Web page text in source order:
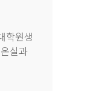
학원생
실과